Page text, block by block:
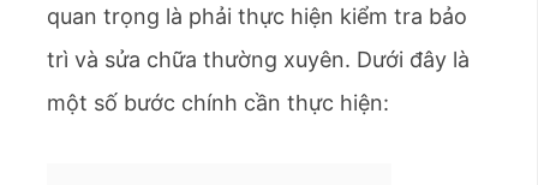
quan trọng là phải thực hiện kiểm tra bảo
trì và sửa chữa thường xuyên. Dưới đây là
một số bước chính cần thực hiện: